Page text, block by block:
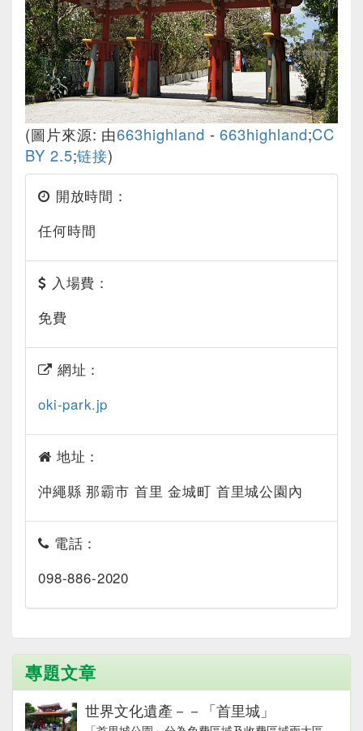
(圖片來源: 由663highland -663highland;CC
BY 2.5;链接)
開放時間：
任何時間
入場費：
免費
網址：
oki-park.jp
地址：
沖繩縣 那霸市 首里 金城町 首里城公園內
電話：
098-886-2020
專題文章
世界文化遺產－－「首里城」